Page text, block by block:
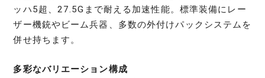
ッハ5超、27.5Gまで耐える加速性能。標準装備にレー
ザー機銃やビーム兵器、多数の外付けパックシステムを
併せ持ちます。
多彩なバリエーション構成